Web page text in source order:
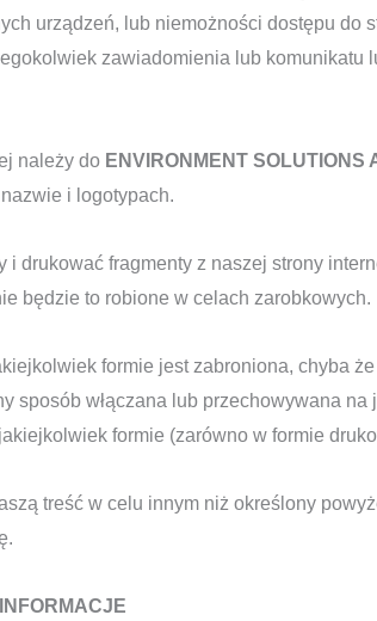
urządzeń, lub niemożności dostępu
zawiadomienia lub
należy do ENVIRONMENT SOLUTIONS
i logotypach.
drukować fragmenty z naszej strony
będzie to robione w celach zarobkowych.
formie jest zabroniona, chyba
sposób włączana lub przechowywana
formie (zarówno w formie
treść w celu innym niż określony